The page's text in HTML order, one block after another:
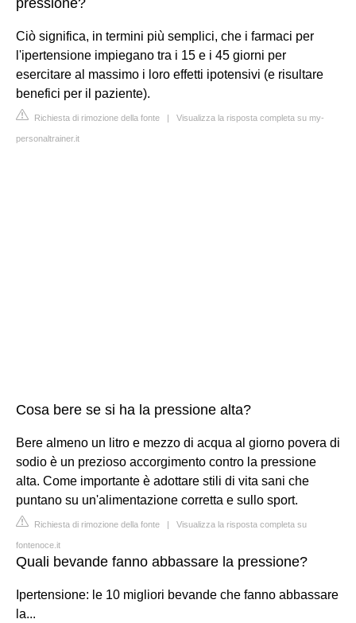
Ciò significa, in termini più semplici, che i farmaci per
l'ipertensione impiegano tra i 15 e i 45 giorni per
esercitare al massimo i loro effetti ipotensivi (e risultare
benefici per il paziente).
Richiesta di rimozione della fonte | Visualizza la risposta completa su my-
personaltrainer.it
Cosa bere se si ha la pressione alta?
Bere almeno un litro e mezzo di acqua al giorno povera di
sodio è un prezioso accorgimento contro la pressione
alta. Come importante è adottare stili di vita sani che
puntano su un'alimentazione corretta e sullo sport.
Richiesta di rimozione della fonte | Visualizza la risposta completa su
fontenoce.it
Quali bevande fanno abbassare la pressione?
Ipertensione: le 10 migliori bevande che fanno abbassare
la...